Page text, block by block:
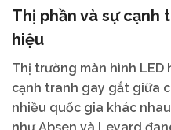
Thị phần và sự
hiệu
Thị trường màn hình
cạnh tranh gay gắt giữa
nhiều quốc gia khác